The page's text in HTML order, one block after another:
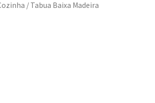
/ Tabua Baixa Madeira